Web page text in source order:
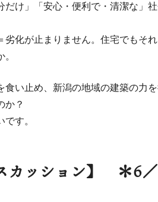
だけ」「安心・便利で・清潔な」
劣化が止まりません。住宅でもそ
食い止め、新潟の地域の建築の力
か？
す。
カッション】 ＊6